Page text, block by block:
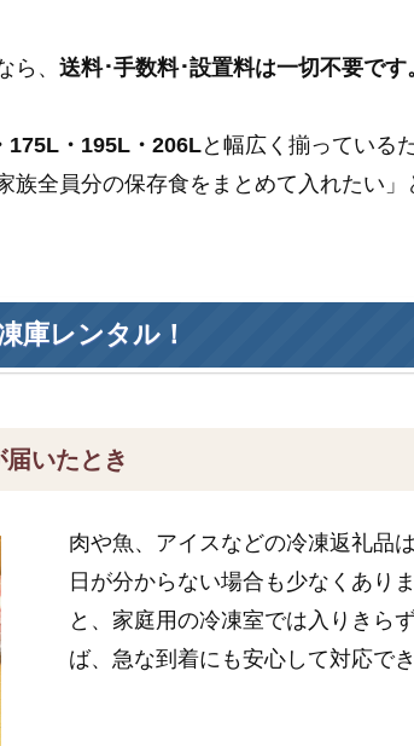
ら、送料･手数料･設置料は一切不要です
175L・195L・206Lと幅広く揃っている
族全員分の保存食をまとめて入れたい」
庫レンタル！
いたとき
肉や魚、アイスなどの冷凍返礼品
日が分からない場合も少なくあり
と、家庭用の冷凍室では入りきら
ば、急な到着にも安心して対応でき